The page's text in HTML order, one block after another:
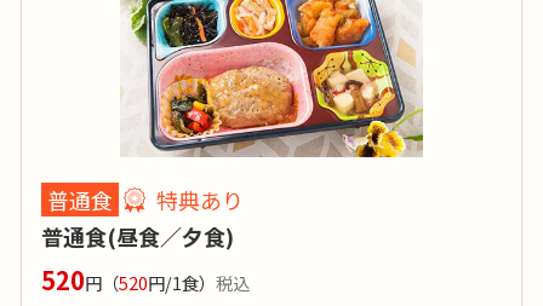
普通食
特典あり
普通食(昼食／夕食)
520円 （520円/1食）税込